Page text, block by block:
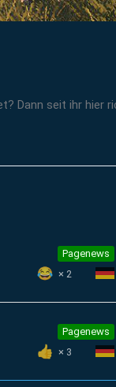
Dann seit ihr hier
Pagenews
2
Pagenews
3